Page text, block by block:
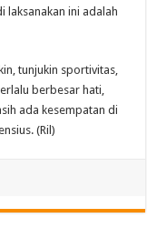
laksanakan ini adalah
tunjukin sportivitas,
berbesar hati,
ada kesempatan di
(Ril)